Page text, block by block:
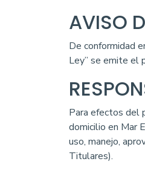
AVISO
De conformidad
Ley” se emite el
Para efectos del
domicilio en Mar
uso, manejo,
Titulares).